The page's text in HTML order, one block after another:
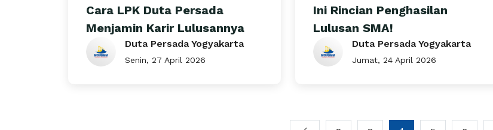
Cara LPK Duta Persada
Menjamin Karir Lulusannya
Duta Persada Yogyakarta
Senin, 27 April 2026
Ini Rincian Penghasilan
Lulusan SMA!
Duta Persada Yogyakarta
Jumat, 24 April 2026